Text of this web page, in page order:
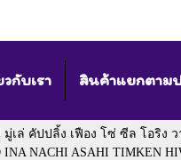
วกับเรา สินค้าแยกตาม
เล่ คัปปลิ้ง เฟือง โซ่ ซีล โอริง ว
NACHI ASAHI TIMKEN